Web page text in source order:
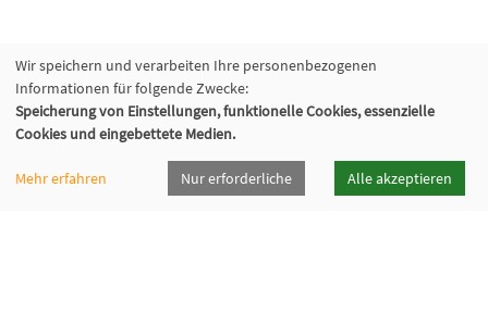
vhsrt · Volkshochschule Reutlingen GmbH
Wir speichern und verarbeiten Ihre personenbezogenen
Informationen für folgende Zwecke:
Speicherung von Einstellungen, funktionelle Cookies, essenzielle
Cookies und eingebettete Medien.
Mehr erfahren Nur erforderliche Alle akzeptieren